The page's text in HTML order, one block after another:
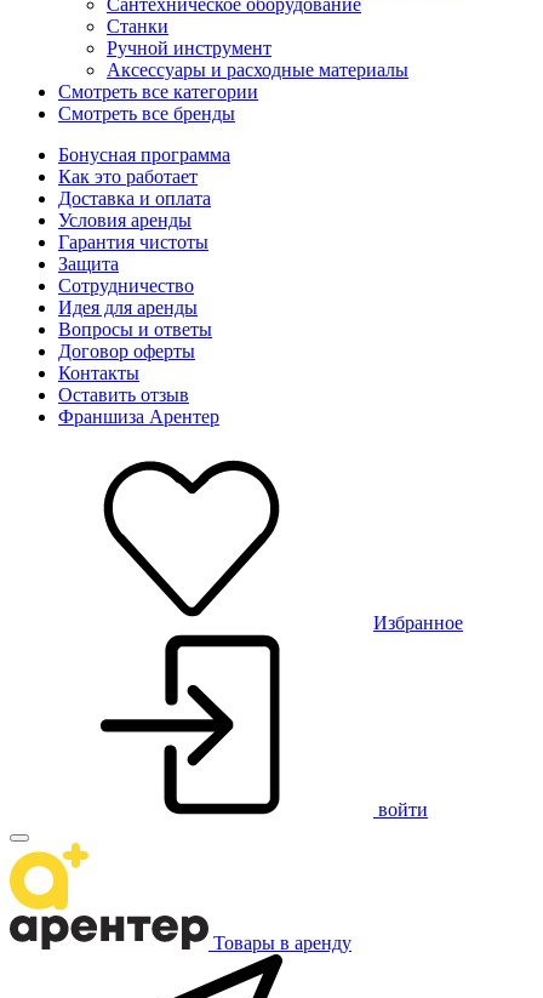
Сантехническое оборудование
Станки
Ручной инструмент
Аксессуары и расходные материалы
Смотреть все категории
Смотреть все бренды
Бонусная программа
Как это работает
Доставка и оплата
Условия аренды
Гарантия чистоты
Защита
Сотрудничество
Идея для аренды
Вопросы и ответы
Договор оферты
Контакты
Оставить отзыв
Франшиза Арентер
Избранное
войти
Товары в аренду